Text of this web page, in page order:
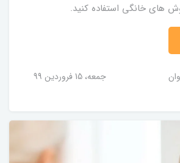
های خانگی استفاده کنید.
جمعه، 15 فروردین 99